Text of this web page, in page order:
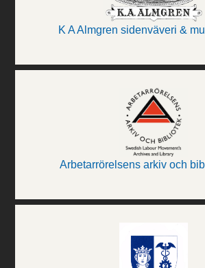
K A Almgren sidenväveri &
Arbetarrörelsens arkiv och